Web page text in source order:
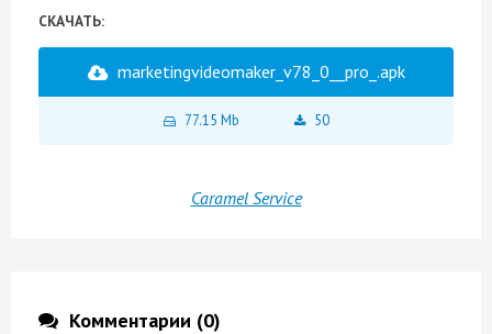
СКАЧАТЬ:
marketingvideomaker_v78_0__pro_.apk
77.15 Mb 50
Caramel Service
Комментарии (0)